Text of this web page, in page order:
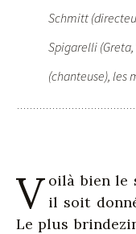
Schmitt
Spigarelli
(chanteuse), les
V oilà bien le
il soit
Le plus